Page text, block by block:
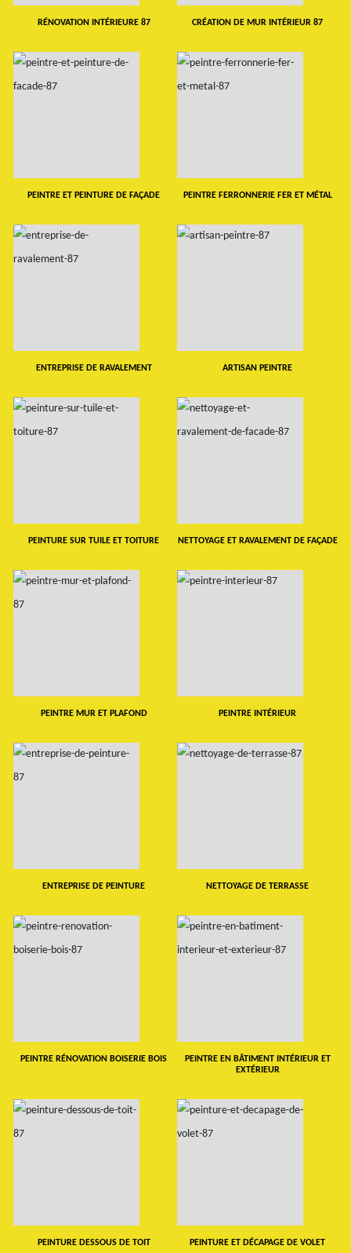
RÉNOVATION INTÉRIEURE 87 CRÉATION DE MUR INTÉRIEUR 87
PEINTRE ET PEINTURE DE FAÇADE PEINTRE FERRONNERIE FER ET MÉTAL
ENTREPRISE DE RAVALEMENT ARTISAN PEINTRE
PEINTURE SUR TUILE ET TOITURE NETTOYAGE ET RAVALEMENT DE FAÇADE
PEINTRE MUR ET PLAFOND PEINTRE INTÉRIEUR
ENTREPRISE DE PEINTURE NETTOYAGE DE TERRASSE
PEINTRE RÉNOVATION BOISERIE BOIS
PEINTRE EN BÂTIMENT INTÉRIEUR ET
EXTÉRIEUR
PEINTURE DESSOUS DE TOIT PEINTURE ET DÉCAPAGE DE VOLET